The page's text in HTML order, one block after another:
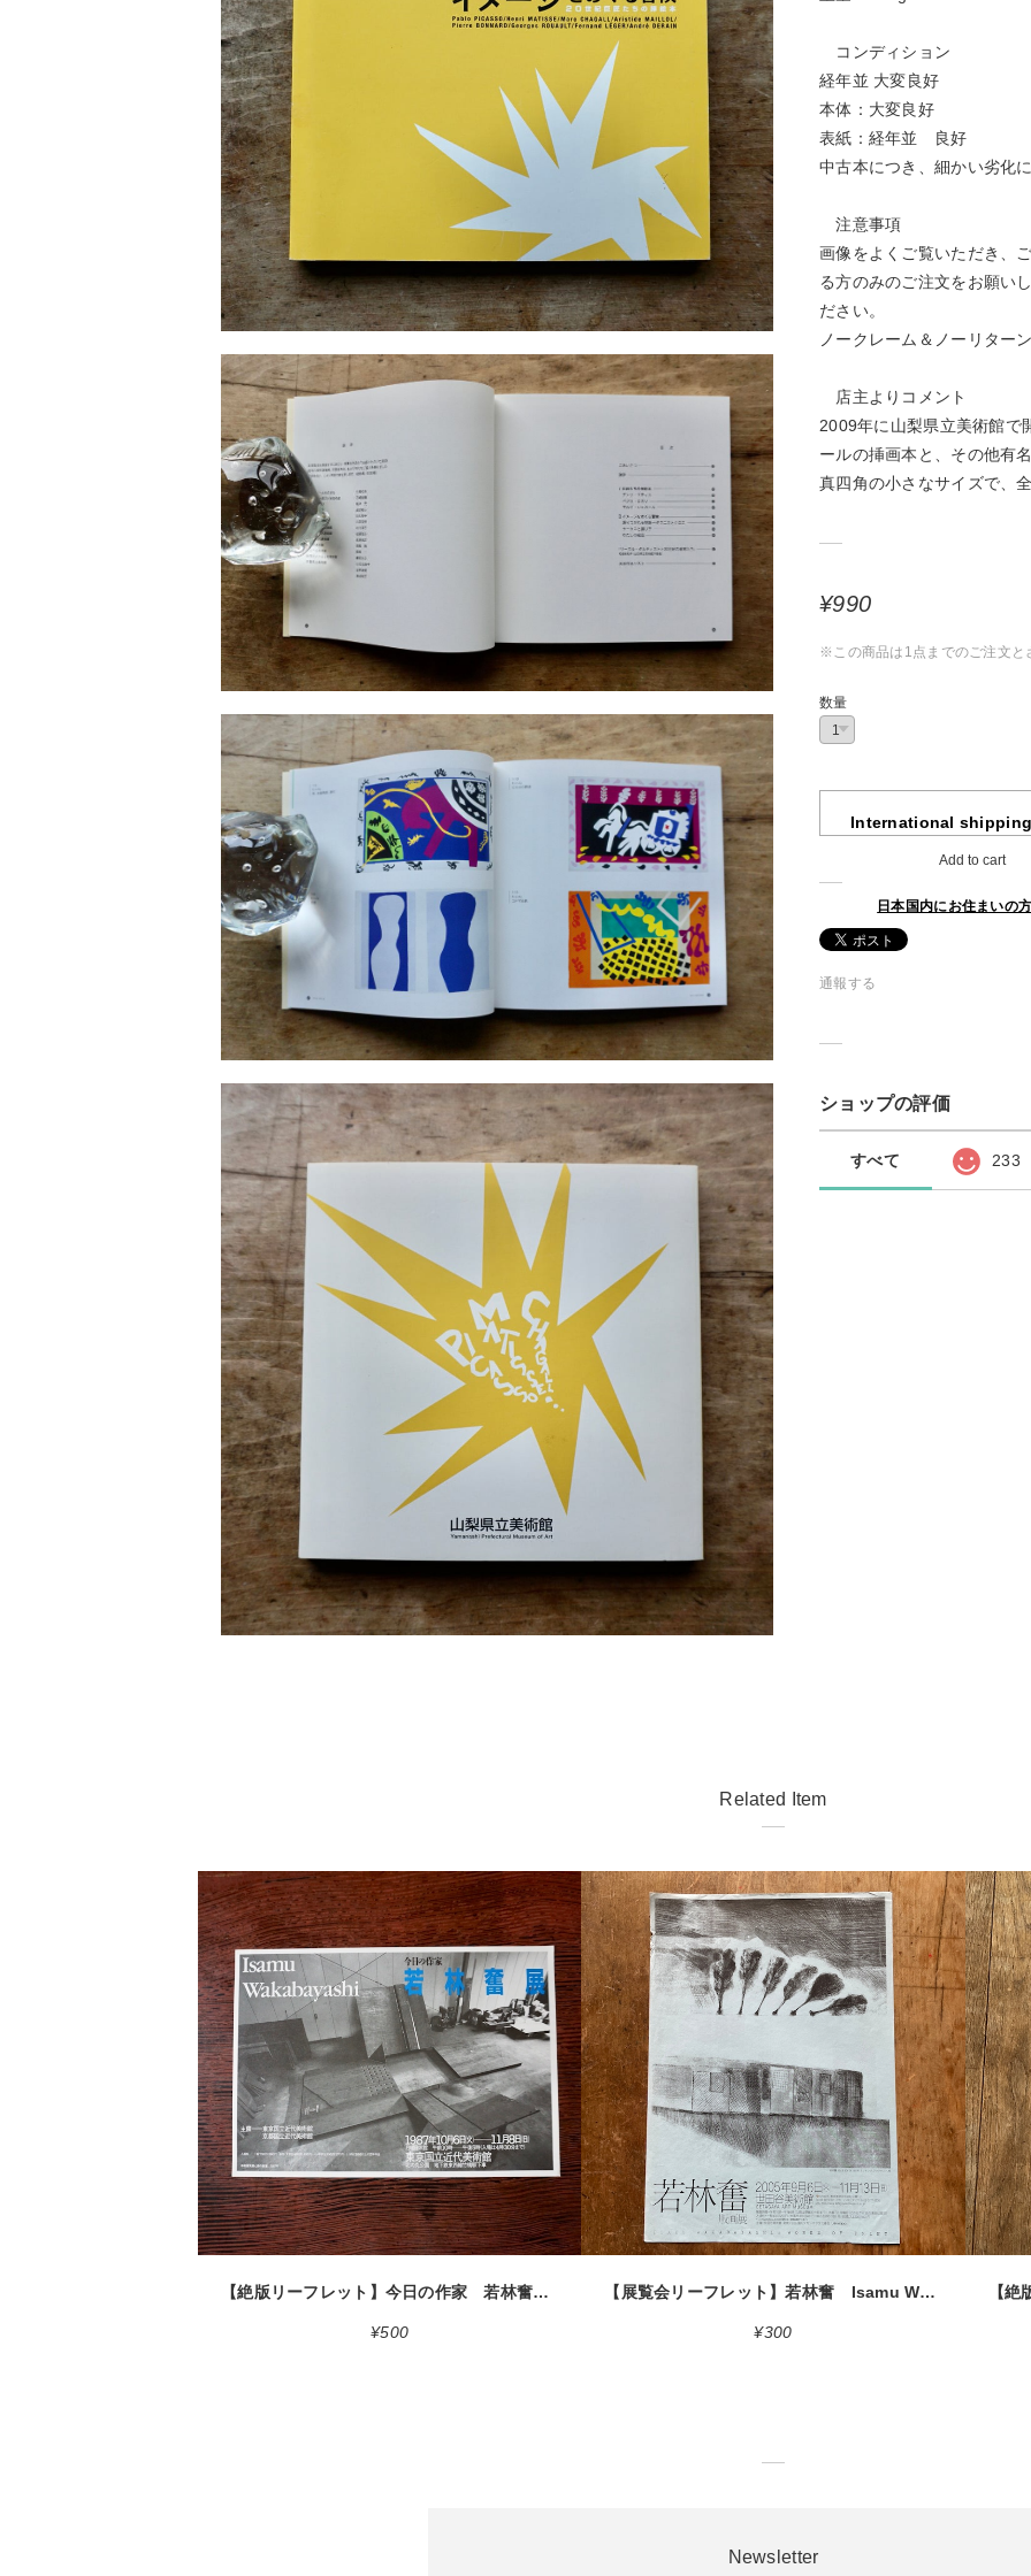
コンディション
経年並 大変良好
本体：大変良好
表紙：経年並 良好
中古本につき、細かい劣化
注意事項
画像をよくご覧いただき、
る方のみのご注文をお願い
ださい。
ノークレーム＆ノーリター
店主よりコメント
2009年に山梨県立美術館で
ールの挿画本と、その他有
真四角の小さなサイズで、
¥990
※この商品は1点までのご注文と
数量
International
Add to cart
日本国内にお住まいの
通報する
ショップの評価
すべて 233
Related Item
detail
【絶版リーフレット】今日の作家 若林奮展 1987 東京国立近代美術館 Isamu Wakabayashi [310194296]
¥500
detail
【展覧会リーフレット】若林奮 Isamu Wakabayashi 2005.9.6 ー 11.13 世田谷美術館 2005 [310194527]
¥300
Newsletter